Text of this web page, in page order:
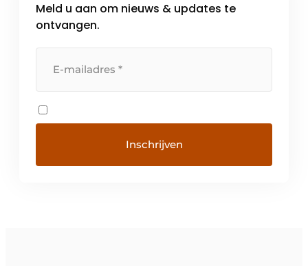
Meld u aan om nieuws & updates te
ontvangen.